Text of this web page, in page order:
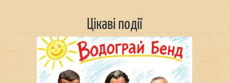
Цікаві події